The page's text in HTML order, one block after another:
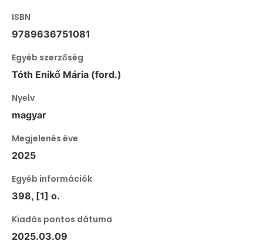
ISBN
9789636751081
Egyéb szerzőség
Tóth Enikő Mária (ford.)
Nyelv
magyar
Megjelenés éve
2025
Egyéb információk
398, [1] o.
Kiadás pontos dátuma
2025.03.09